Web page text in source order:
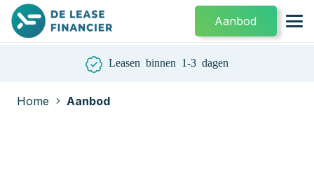
Aanbod
Leasen binnen 1-3 dagen
Home Aanbod